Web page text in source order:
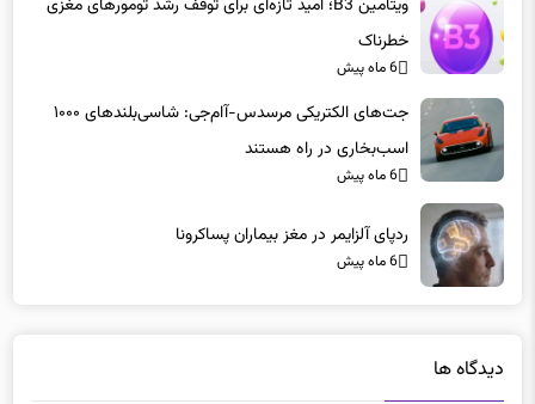
ویتامین B3؛ امید تازه‌ای برای توقف رشد تومورهای مغزی
خطرناک
6 ماه پیش
جت‌های الکتریکی مرسدس-آام‌جی: شاسی‌بلندهای ۱۰۰۰
اسب‌بخاری در راه هستند
6 ماه پیش
ردپای آلزایمر در مغز بیماران پساکرونا
6 ماه پیش
دیدگاه ها